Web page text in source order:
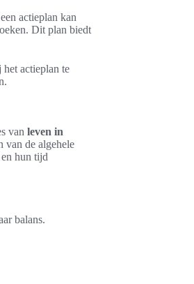
actieplan kan
Dit plan biedt
actieplan te
van leven in
van de algehele
hun tijd
balans.